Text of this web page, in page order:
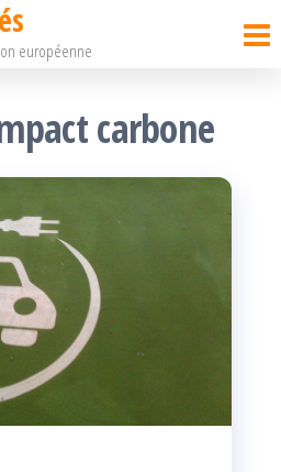
européenne
carbone